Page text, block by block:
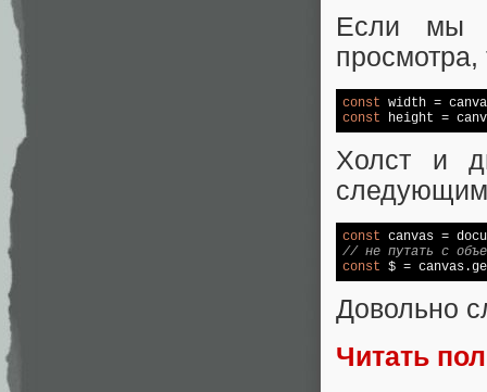
Если мы
const
const
Холст и
const canvas =
// не путать с
const $ =
Довольно
Читать